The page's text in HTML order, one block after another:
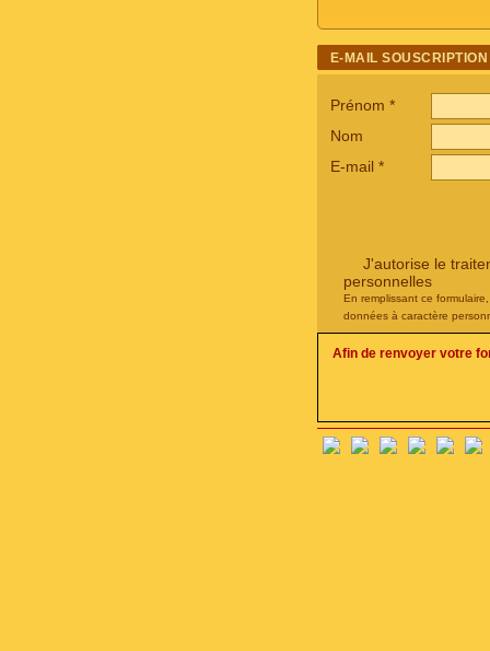
E-MAIL SOUSCRIPTION
Prénom *
Nom
E-mail *
J'autorise le
personnelles
En remplissant ce
données à caractère
Afin de renvoyer votre